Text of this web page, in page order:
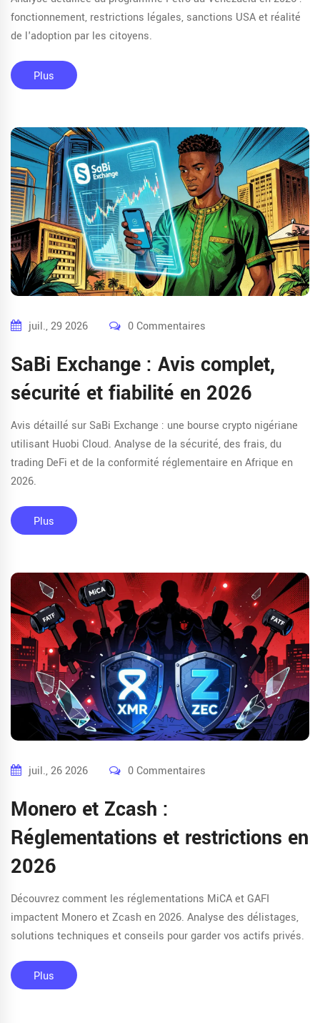
fonctionnement, restrictions légales, sanctions USA et réalité
de l'adoption par les citoyens.
Plus
juil., 29 2026 0 Commentaires
SaBi Exchange : Avis complet,
sécurité et fiabilité en 2026
Avis détaillé sur SaBi Exchange : une bourse crypto nigériane
utilisant Huobi Cloud. Analyse de la sécurité, des frais, du
trading DeFi et de la conformité réglementaire en Afrique en
2026.
Plus
juil., 26 2026 0 Commentaires
Monero et Zcash :
Réglementations et restrictions en
2026
Découvrez comment les réglementations MiCA et GAFI
impactent Monero et Zcash en 2026. Analyse des délistages,
solutions techniques et conseils pour garder vos actifs privés.
Plus